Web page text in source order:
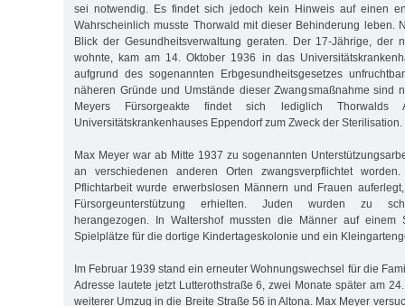
sei notwendig. Es findet sich jedoch kein Hinweis auf einen
Wahrscheinlich musste Thorwald mit dieser Behinderung leben.
Blick der Gesundheitsverwaltung geraten. Der 17-Jährige, der
wohnte, kam am 14. Oktober 1936 in das
aufgrund des sogenannten Erbgesundheitsgesetzes
näheren Gründe und Umstände dieser Zwangsmaßnahme sind
Meyers Fürsorgeakte findet sich lediglich Thorwalds
Universitätskrankenhauses Eppendorf zum Zweck der Sterilisation.
Max Meyer war ab Mitte 1937 zu sogenannten
an verschiedenen anderen Orten zwangsverpflichtet
Pflichtarbeit wurde erwerbslosen Männern und Frauen
Fürsorgeunterstützung erhielten. Juden wurden zu
herangezogen. In Waltershof mussten die Männer auf einem
Spielplätze für die dortige Kindertageskolonie und ein
Im Februar 1939 stand ein erneuter Wohnungswechsel für die
Adresse lautete jetzt Lutterothstraße 6, zwei Monate später am
weiterer Umzug in die Breite Straße 56 in Altona. Max Meyer